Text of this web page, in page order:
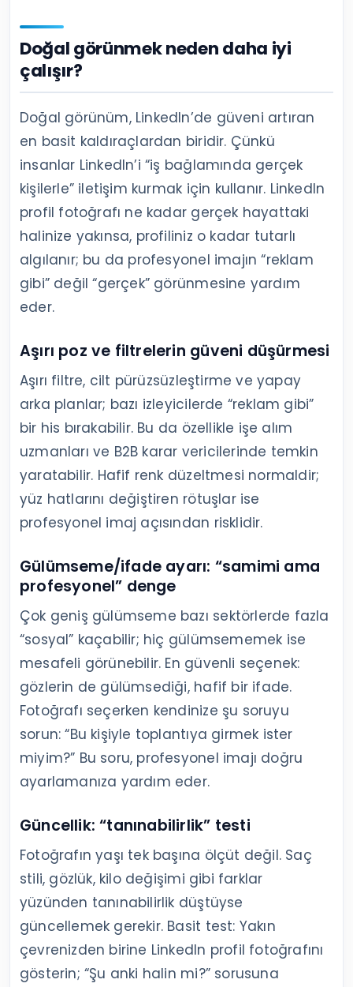
Doğal görünmek neden daha iyi
çalışır?
Doğal görünüm, LinkedIn’de güveni artıran
en basit kaldıraçlardan biridir. Çünkü
insanlar LinkedIn’i “iş bağlamında gerçek
kişilerle” iletişim kurmak için kullanır. LinkedIn
profil fotoğrafı ne kadar gerçek hayattaki
halinize yakınsa, profiliniz o kadar tutarlı
algılanır; bu da profesyonel imajın “reklam
gibi” değil “gerçek” görünmesine yardım
eder.
Aşırı poz ve filtrelerin güveni düşürmesi
Aşırı filtre, cilt pürüzsüzleştirme ve yapay
arka planlar; bazı izleyicilerde “reklam gibi”
bir his bırakabilir. Bu da özellikle işe alım
uzmanları ve B2B karar vericilerinde temkin
yaratabilir. Hafif renk düzeltmesi normaldir;
yüz hatlarını değiştiren rötuşlar ise
profesyonel imaj açısından risklidir.
Gülümseme/ifade ayarı: “samimi ama
profesyonel” denge
Çok geniş gülümseme bazı sektörlerde fazla
“sosyal” kaçabilir; hiç gülümsememek ise
mesafeli görünebilir. En güvenli seçenek:
gözlerin de gülümsediği, hafif bir ifade.
Fotoğrafı seçerken kendinize şu soruyu
sorun: “Bu kişiyle toplantıya girmek ister
miyim?” Bu soru, profesyonel imajı doğru
ayarlamanıza yardım eder.
Güncellik: “tanınabilirlik” testi
Fotoğrafın yaşı tek başına ölçüt değil. Saç
stili, gözlük, kilo değişimi gibi farklar
yüzünden tanınabilirlik düştüyse
güncellemek gerekir. Basit test: Yakın
çevrenizden birine LinkedIn profil fotoğrafını
gösterin; “Şu anki halin mi?” sorusuna